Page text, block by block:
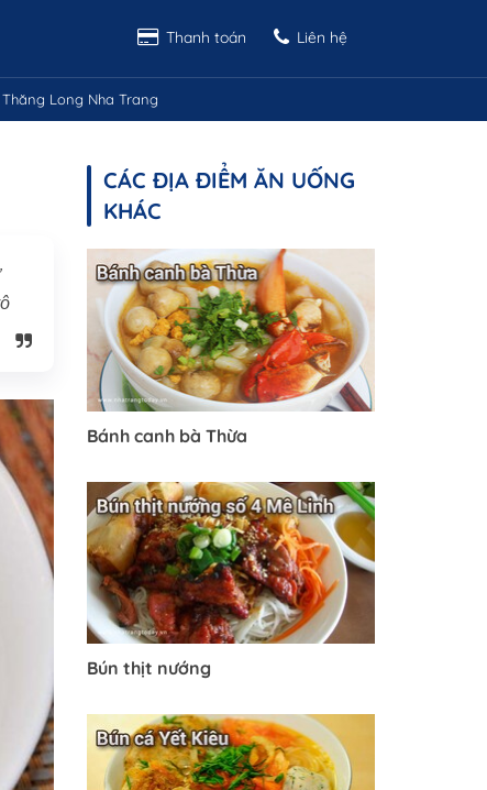
Thanh toán Liên hệ
Long Nha Trang
CÁC ĐỊA ĐIỂM ĂN UỐNG
KHÁC
Bánh canh bà Thừa
Bún thịt nướng